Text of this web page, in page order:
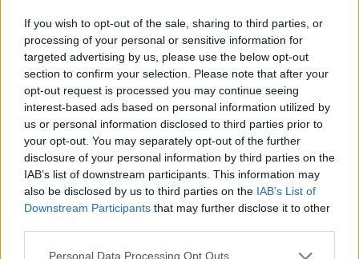
If you wish to opt-out of the sale, sharing to third parties, or
processing of your personal or sensitive information for
targeted advertising by us, please use the below opt-out
section to confirm your selection. Please note that after your
opt-out request is processed you may continue seeing
interest-based ads based on personal information utilized by
us or personal information disclosed to third parties prior to
your opt-out. You may separately opt-out of the further
disclosure of your personal information by third parties on the
IAB’s list of downstream participants. This information may
also be disclosed by us to third parties on the IAB’s List of
Downstream Participants that may further disclose it to other
Personal Data Processing Opt Outs
munkaerőpiaccal foglalkozó elemzőjével. A második
részben azt jártuk körbe, hogy a kedvezőtlen időjárás
milyen hatássallehet a hazai agráriumra és a várható
termésmennyiségekre, errőlSzedlák Levente, az
Agrárszektor újságírója adott helyzetképet.
2026. március 31. 09:00 | Szász Péter
Komoly pénzeket lehet már spórolni az